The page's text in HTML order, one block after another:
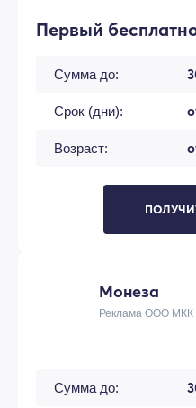
Первый
Сумма до:
Срок (дни):
Возраст:
Монеза
Реклама ООО МКК
Сумма до: